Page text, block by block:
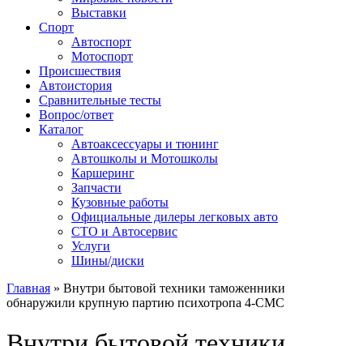
Выставки
Спорт
Автоспорт
Мотоспорт
Происшествия
Автоистория
Сравнительные тесты
Вопрос/ответ
Каталог
Автоакcессуары и тюнинг
Автошколы и Мотошколы
Каршеринг
Запчасти
Кузовные работы
Официальные дилеры легковых авто
СТО и Автосервис
Услуги
Шины/диски
Главная » Внутри бытовой техники таможенники
обнаружили крупную партию психотропа 4-СМС